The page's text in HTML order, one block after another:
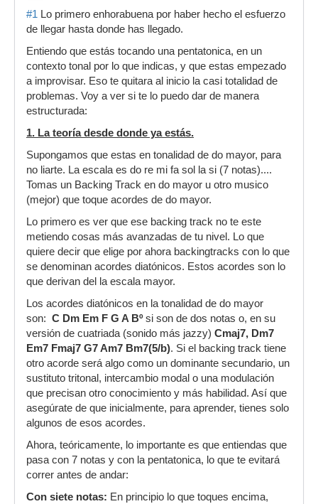
#1 Lo primero enhorabuena por haber hecho el esfuerzo
de llegar hasta donde has llegado.
Entiendo que estás tocando una pentatonica, en un
contexto tonal por lo que indicas, y que estas empezado
a improvisar. Eso te quitara al inicio la casi totalidad de
problemas. Voy a ver si te lo puedo dar de manera
estructurada:
1. La teoría desde donde ya estás.
Supongamos que estas en tonalidad de do mayor, para
no liarte. La escala es do re mi fa sol la si (7 notas)....
Tomas un Backing Track en do mayor u otro musico
(mejor) que toque acordes de do mayor.
Lo primero es ver que ese backing track no te este
metiendo cosas más avanzadas de tu nivel. Lo que
quiere decir que elige por ahora backingtracks con lo que
se denominan acordes diatónicos. Estos acordes son lo
que derivan del la escala mayor.
Los acordes diatónicos en la tonalidad de do mayor
son: C Dm Em F G A Bºsi son de dos notas o, en su
versión de cuatriada (sonido más jazzy) Cmaj7, Dm7
Em7 Fmaj7 G7 Am7 Bm7(5/b). Si el backing track tiene
otro acorde será algo como un dominante secundario, un
sustituto tritonal, intercambio modal o una modulación
que precisan otro conocimiento y más habilidad. Así que
asegúrate de que inicialmente, para aprender, tienes solo
algunos de esos acordes.
Ahora, teóricamente, lo importante es que entiendas que
pasa con 7 notas y con la pentatonica, lo que te evitará
correr antes de andar:
Con siete notas: En principio lo que toques encima,